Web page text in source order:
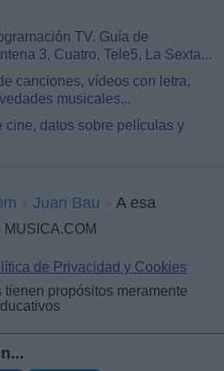
TV. Guía de
3, Cuatro, Tele5, La Sexta...
canciones, vídeos con letra,
musicales...
cine, datos sobre películas y
Juan Bau A esa
de Privacidad y Cookies
tienen propósitos meramente